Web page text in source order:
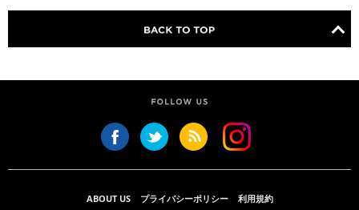
ABOUT US プライバシーポリシー 利用規約